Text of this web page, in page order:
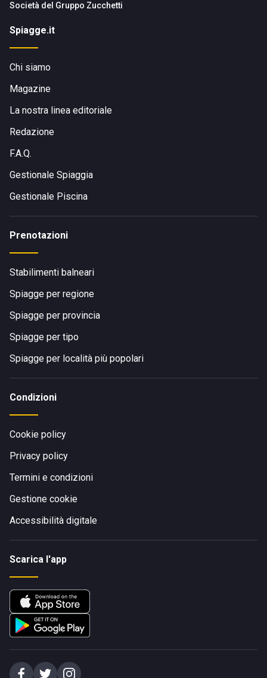
Società del Gruppo Zucchetti
Spiagge.it
Chi siamo
Magazine
La nostra linea editoriale
Redazione
F.A.Q.
Gestionale Spiaggia
Gestionale Piscina
Prenotazioni
Stabilimenti balneari
Spiagge per regione
Spiagge per provincia
Spiagge per tipo
Spiagge per località più popolari
Condizioni
Cookie policy
Privacy policy
Termini e condizioni
Gestione cookie
Accessibilità digitale
Scarica l'app